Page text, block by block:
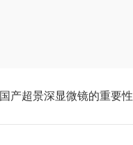
国产超景深显微镜的重要性